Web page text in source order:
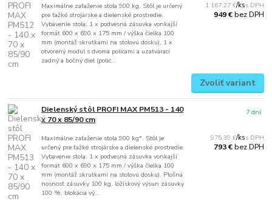
Maximálne zaťaženie stola 900 kg. Stôl je určený
pre ťažké strojárske a dielenské prostredie.
Vybavenie stola: 1 x podvesná zásuvka vonkajší
formát 600 x 690 x 175 mm / výška čielka 100
mm (montáž skrutkami na stolovú dosku), 1 x
otvorený modul s dvoma policami a uzatvárací
zadný a bočný diel (polic...
1 167,27 €/ks
949 €bez DPH
Zvoliť variant
Dielenský stôl PROFI MAX PM513 - 140
x 70 x 85/90 cm
Maximálne zaťaženie stola 900 kg*. Stôl je
určený pre ťažké strojárske a dielenské prostredie.
Vybavenie stola: 1 x podvesná zásuvka vonkajší
formát 600 x 690 x 175 mm / výška čielka 100
mm (montáž skrutkami na stolovú dosku). Plošná
nosnosť zásuvky 100 kg, ložiskový výsun zásuvky
100 %, blokácia vý...
975,39 €/ks
793 €bez DPH
7 dní